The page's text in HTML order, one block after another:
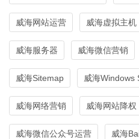
威海网站运营 威海虚拟主机
威海服务器 威海微信营销
威海Sitemap 威海Windows
威海网络营销 威海网站降权
威海微信公众号运营 威海